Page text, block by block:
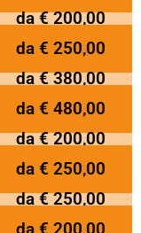
da € 200,00
da € 250,00
da € 380,00
da € 480,00
da € 200,00
da € 250,00
da € 250,00